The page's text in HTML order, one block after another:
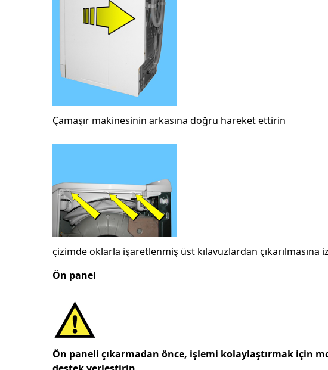
Çamaşır makinesinin arkasına doğru hareket ettirin
çizimde oklarla işaretlenmiş üst kılavuzlardan çıkarılmasına
Ön panel
Ön paneli çıkarmadan önce, işlemi kolaylaştırmak için